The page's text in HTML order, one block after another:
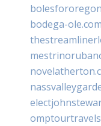
bodega-ole.com